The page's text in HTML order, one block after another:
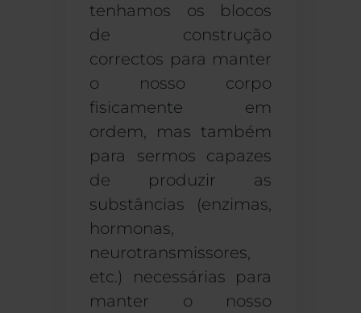
tenhamos os blocos
de construção
correctos para manter
o nosso corpo
fisicamente em
ordem, mas também
para sermos capazes
de produzir as
substâncias (enzimas,
hormonas,
neurotransmissores,
etc.) necessárias para
manter o nosso